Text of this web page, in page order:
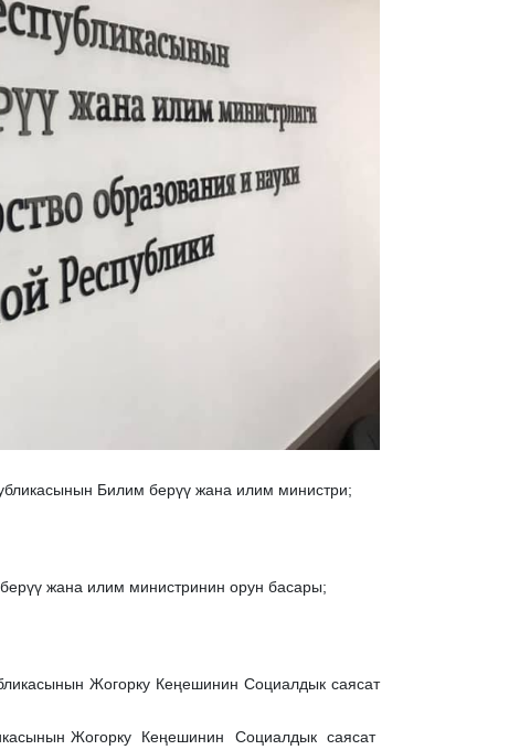
Билим берүү жана илим министри;
жана илим министринин орун басары;
Жогорку Кеңешинин Социалдык саясат
Жогорку Кеңешинин Социалдык саясат